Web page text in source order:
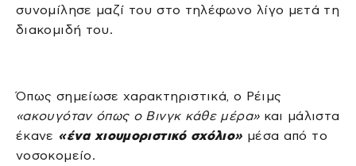
συνομίλησε μαζί του στο τηλέφωνο λίγο μετά τη
διακομιδή του.
Όπως σημείωσε χαρακτηριστικά, ο Ρέιμς
«ακουγόταν όπως ο Βινγκ κάθε μέρα»και μάλιστα
έκανε «ένα χιουμοριστικό σχόλιο» μέσα από το
νοσοκομείο.